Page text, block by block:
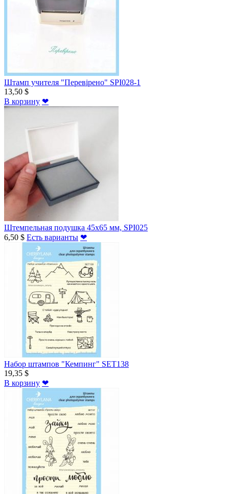
Штамп учителя "Перевірено" SPI028-1
13,50 $
В корзину ❤
Штемпельная подушка 45х65 мм, SPI025
6,50 $ Есть варианты ❤
Набор штампов "Кемпинг" SET138
19,35 $
В корзину ❤